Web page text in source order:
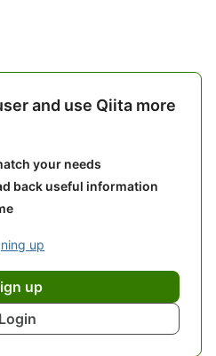
and use Qiita more
your needs
back useful information
up
up
Login